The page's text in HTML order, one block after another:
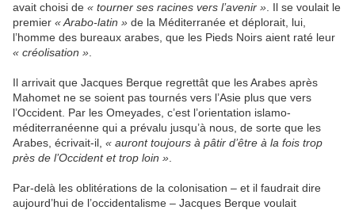
avait choisi de « tourner ses racines vers l’avenir » . Il se voulait le
premier « Arabo-latin » de la Méditerranée et déplorait, lui,
l’homme des bureaux arabes, que les Pieds Noirs aient raté leur
« créolisation »
Il arrivait que Jacques Berque regrettât que les Arabes après
Mahomet ne se soient pas tournés vers l’Asie plus que vers
l’Occident. Par les Omeyades, c’est l’orientation islamo-
méditerranéenne qui a prévalu jusqu’à nous, de sorte que les
Arabes, écrivait-il, « auront toujours à pâtir d’être à la fois trop
près de l’Occident et trop loin »
Par-delà les oblitérations de la colonisation – et il faudrait dire
aujourd’hui de l’occidentalisme – Jacques Berque voulait